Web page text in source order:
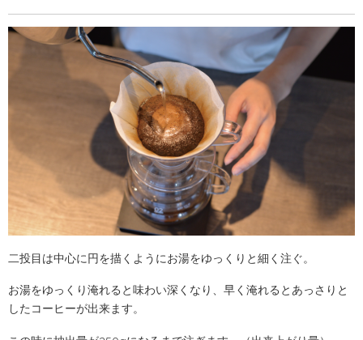
二投目は中心に円を描くようにお湯をゆっくりと細く注ぐ。
お湯をゆっくり淹れると味わい深くなり、早く淹れるとあっさりと
したコーヒーが出来ます。